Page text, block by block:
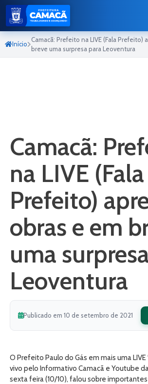
Início
Camacã: Prefeito na LIVE (Fala Prefeito)
breve uma surpresa para Leoventura
Camacã:
na LIVE (Fala
Prefeito)
obras e em
uma
Leoventura
Publicado em 10 de setembro de 2021
O Prefeito Paulo do Gás em mais uma LIVE
vivo pelo Informativo Camacã e Youtube
sexta feira (10/10), falou sobre